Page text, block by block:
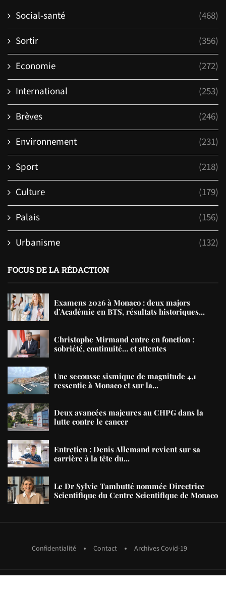
Social-santé
(468)
Sortir
(356)
Economie
(272)
International
(253)
Brèves
(246)
Environnement
(231)
Sport
(218)
Culture
(179)
Palais
(156)
Urbanisme
(132)
FOCUS DE LA RÉDACTION
Examens 2026 à Monaco : deux majors
d’Académie en BTS, résultats historiques...
Christophe Mirmand entre en fonction :
sobriété, continuité… et attentes
Une secousse sismique de magnitude 4,1
ressentie à Monaco et sur la...
Deux avancées majeures au CHPG dans la
lutte contre le cancer
Entretien : Denis Allemand revient sur sa
carrière à la tête du...
Le Dr Sylvie Tambutté nommée Directrice
Scientifique du Centre Scientifique de Monaco
Confidentialité Contact Archives Covid-19